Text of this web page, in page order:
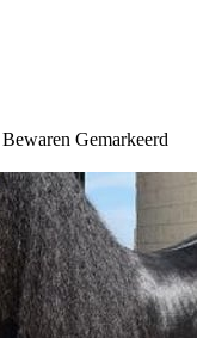
Bewaren Gemarkeerd